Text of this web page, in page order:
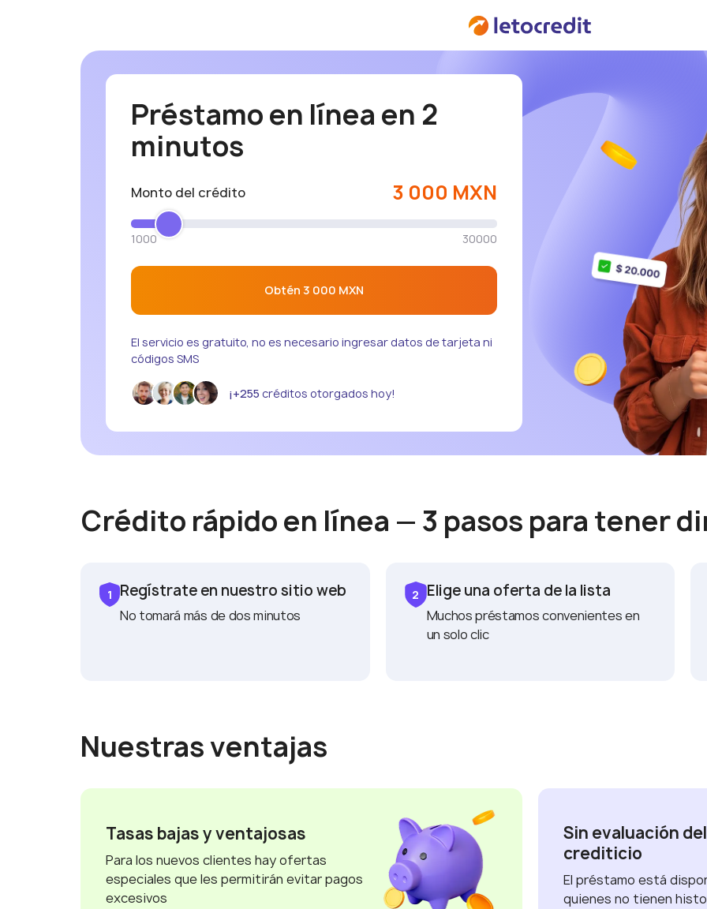
Préstamo en línea en 2
minutos
Monto del crédito 3 000 MXN
1000 30000
Obtén 3 000 MXN
El servicio es gratuito, no es necesario ingresar datos de tarjeta ni
códigos SMS
¡+255 créditos otorgados hoy!
Crédito rápido en línea — 3 pasos para tener
Regístrate en nuestro sitio web
No tomará más de dos minutos
Elige una oferta de la lista
Muchos préstamos convenientes en
un solo clic
Nuestras ventajas
Tasas bajas y ventajosas
Para los nuevos clientes hay ofertas
especiales que les permitirán evitar pagos
excesivos
Sin evaluación
crediticio
El préstamo está
quienes no tienen